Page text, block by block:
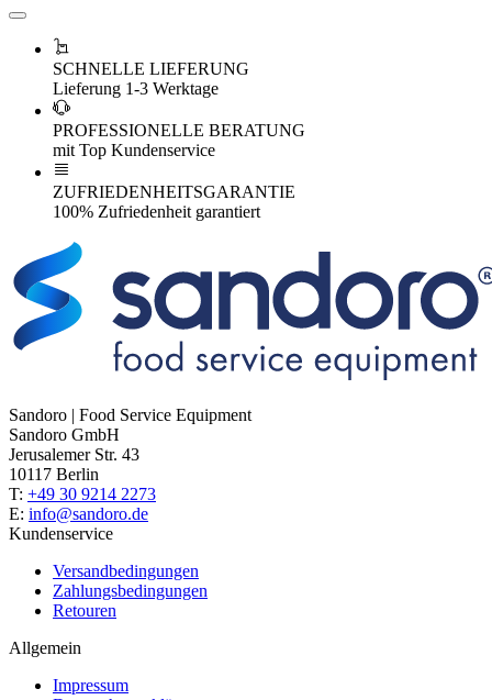
SCHNELLE LIEFERUNG
Lieferung 1-3 Werktage
PROFESSIONELLE BERATUNG
mit Top Kundenservice
ZUFRIEDENHEITSGARANTIE
100% Zufriedenheit garantiert
Sandoro | Food Service Equipment
Sandoro GmbH
Jerusalemer Str. 43
10117 Berlin
T: +49 30 9214 2273
E: info@sandoro.de
Kundenservice
Versandbedingungen
Zahlungsbedingungen
Retouren
Allgemein
Impressum